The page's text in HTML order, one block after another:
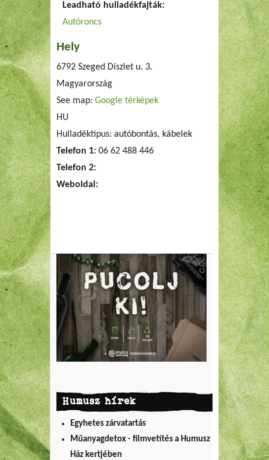
Leadható hulladékfajták:
Autóroncs
Hely
6792 Szeged Díszlet u. 3.
Magyarország
See map: Google térképek
HU
Hulladéktípus: autóbontás, kábelek
Telefon 1: 06 62 488 446
Telefon 2:
Weboldal:
Humusz hírek
Egyhetes zárvatartás
Műanyagdetox - filmvetítés a Humusz
Ház kertjében